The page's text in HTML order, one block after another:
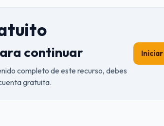
continuar
completo de este recurso, debes
gratuita.